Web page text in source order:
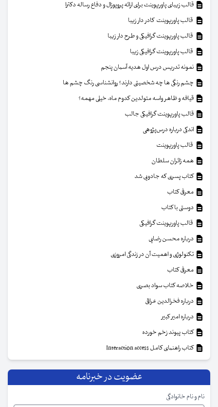
قالب زیبای پاورپوینت برای ارائه پروپوزال و دفاع رساله دکترا
قالب پاورپوینت کادر دار زیبا
قالب پاورپوینت گرافیکی و طرح دار زیبا
قالب پاورپوینت گرافیکی زیبا
نمونه تدریس درس اول هدیه آسمان پنجم
چشم رنگی ها چه شخصیتی دارند؟ روانشناسی رنگ چشم ها
قیافه و ظاهر واسه متولدین کدوم ماه، خیلی مهمه؟
قالب پاورپوینت گرافیکی جالب
اندکی درباره درس‌پژوهی
قالب پاورپوینت
همه زائران سلطان
کتاب پسری که جادویی شد
معرفی کتاب
دوستی با کتاب
قالب پاورپوینت گرافیکی
درباره محسن رضایی
تکنولوژی و اهمیت آن در زندگی امروزی
معرفی کتاب
خلاصه کتاب سواد بصری
درباره فخرالدین عراقی
درباره امیر کبیر
کتاب پیوند زخم خورده
کتاب راهنمای کامل Interaction access
عضویت در خبرنامه
نام و نام خانوادگی